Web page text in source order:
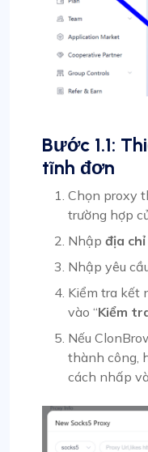
Bước 1.1:
tĩnh đơn
Chọn proxy
trường hợp
Nhập địa chỉ
Nhập yêu
Kiểm tra kết
vào “Kiểm
Nếu
thành công,
cách nhấp